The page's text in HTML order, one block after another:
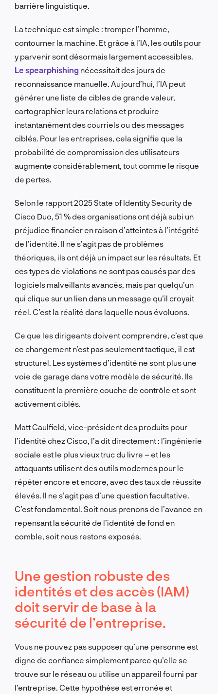
barrière linguistique.
La technique est simple : tromper l’homme,
contourner la machine. Et grâce à l’IA, les outils pour
y parvenir sont désormais largement accessibles.
Le spearphishing nécessitait des jours de
reconnaissance manuelle. Aujourd’hui, l’IA peut
générer une liste de cibles de grande valeur,
cartographier leurs relations et produire
instantanément des courriels ou des messages
ciblés. Pour les entreprises, cela signifie que la
probabilité de compromission des utilisateurs
augmente considérablement, tout comme le risque
de pertes.
Selon le rapport 2025 State of Identity Security de
Cisco Duo, 51 % des organisations ont déjà subi un
préjudice financier en raison d’atteintes à l’intégrité
de l’identité. Il ne s’agit pas de problèmes
théoriques, ils ont déjà un impact sur les résultats. Et
ces types de violations ne sont pas causés par des
logiciels malveillants avancés, mais par quelqu’un
qui clique sur un lien dans un message qu’il croyait
réel. C’est la réalité dans laquelle nous évoluons.
Ce que les dirigeants doivent comprendre, c’est que
ce changement n’est pas seulement tactique, il est
structurel. Les systèmes d’identité ne sont plus une
voie de garage dans votre modèle de sécurité. Ils
constituent la première couche de contrôle et sont
activement ciblés.
Matt Caulfield, vice-président des produits pour
l’identité chez Cisco, l’a dit directement : l’ingénierie
sociale est le plus vieux truc du livre – et les
attaquants utilisent des outils modernes pour le
répéter encore et encore, avec des taux de réussite
élevés. Il ne s’agit pas d’une question facultative.
C’est fondamental. Soit nous prenons de l’avance en
repensant la sécurité de l’identité de fond en
comble, soit nous restons exposés.
Une gestion robuste des
identités et des accès (IAM)
doit servir de base à la
sécurité de l’entreprise.
Vous ne pouvez pas supposer qu’une personne est
digne de confiance simplement parce qu’elle se
trouve sur le réseau ou utilise un appareil fourni par
l’entreprise. Cette hypothèse est erronée et